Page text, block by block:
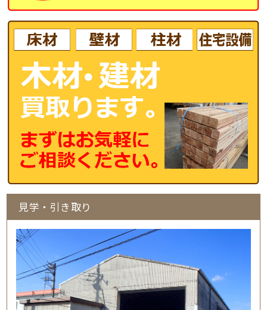
見学・引き取り